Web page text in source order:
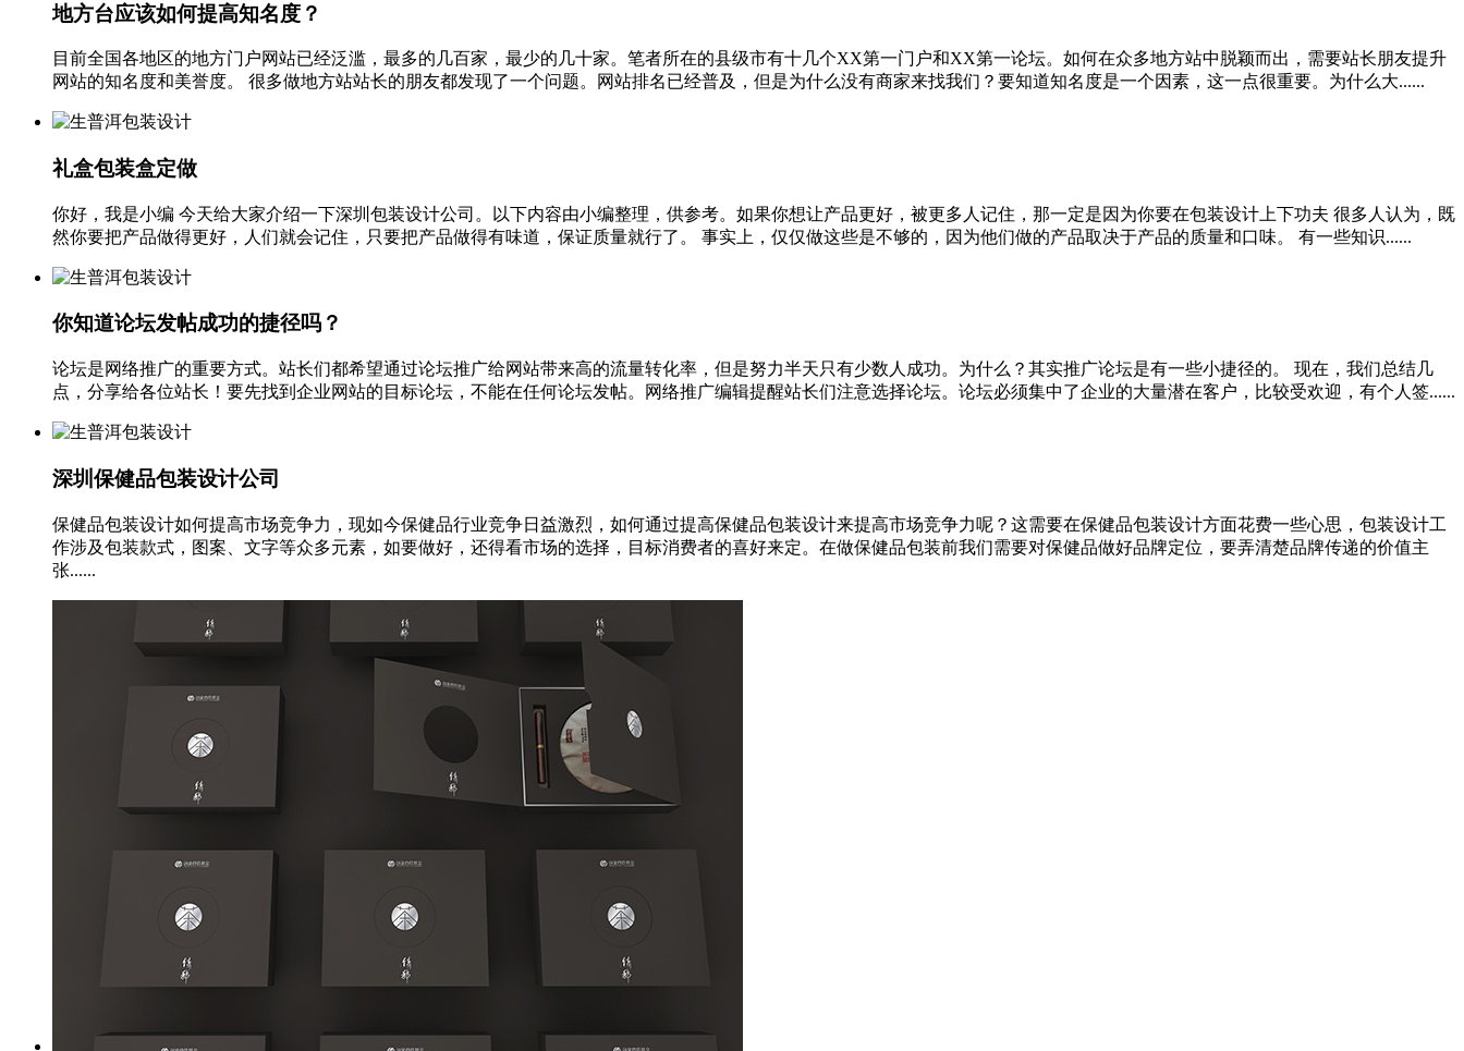
地方台应该如何提高知名度？
目前全国各地区的地方门户网站已经泛滥，最多的几百家，最少的几十家。笔者所在的县级市有十几个XX第一门户和XX第一论坛。如何在众多地方站中脱颖而出，需要站长朋友提升
网站的知名度和美誉度。 很多做地方站站长的朋友都发现了一个问题。网站排名已经普及，但是为什么没有商家来找我们？要知道知名度是一个因素，这一点很重要。为什么大......
礼盒包装盒定做
你好，我是小编 今天给大家介绍一下深圳包装设计公司。以下内容由小编整理，供参考。如果你想让产品更好，被更多人记住，那一定是因为你要在包装设计上下功夫 很多人认为，既
然你要把产品做得更好，人们就会记住，只要把产品做得有味道，保证质量就行了。 事实上，仅仅做这些是不够的，因为他们做的产品取决于产品的质量和口味。 有一些知识......
你知道论坛发帖成功的捷径吗？
论坛是网络推广的重要方式。站长们都希望通过论坛推广给网站带来高的流量转化率，但是努力半天只有少数人成功。为什么？其实推广论坛是有一些小捷径的。 现在，我们总结几
点，分享给各位站长！要先找到企业网站的目标论坛，不能在任何论坛发帖。网络推广编辑提醒站长们注意选择论坛。论坛必须集中了企业的大量潜在客户，比较受欢迎，有个人签......
深圳保健品包装设计公司
保健品包装设计如何提高市场竞争力，现如今保健品行业竞争日益激烈，如何通过提高保健品包装设计来提高市场竞争力呢？这需要在保健品包装设计方面花费一些心思，包装设计工
作涉及包装款式，图案、文字等众多元素，如要做好，还得看市场的选择，目标消费者的喜好来定。在做保健品包装前我们需要对保健品做好品牌定位，要弄清楚品牌传递的价值主
张......